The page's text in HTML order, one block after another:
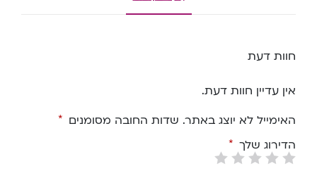
חוות דעת
אין עדיין חוות דעת.
האימייל לא יוצג באתר. שדות החובה מסומנים *
הדירוג שלך *